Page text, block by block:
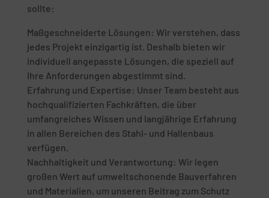
sollte:
Maßgeschneiderte Lösungen: Wir verstehen, dass
jedes Projekt einzigartig ist. Deshalb bieten wir
individuell angepasste Lösungen, die speziell auf
Ihre Anforderungen abgestimmt sind.
Erfahrung und Expertise: Unser Team besteht aus
hochqualifizierten Fachkräften, die über
umfangreiches Wissen und langjährige Erfahrung
in allen Bereichen des Stahl- und Hallenbaus
verfügen.
Nachhaltigkeit und Verantwortung: Wir legen
großen Wert auf umweltschonende Bauverfahren
und Materialien, um unseren Beitrag zum Schutz